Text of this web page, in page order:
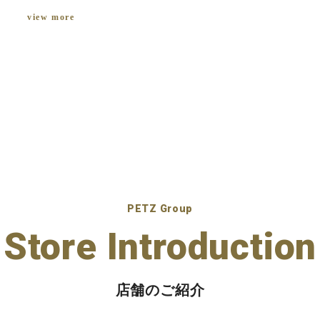
view more
PETZ Group
Store Introduction
店舗のご紹介